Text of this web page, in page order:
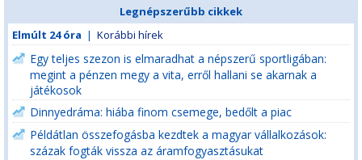
Legnépszerűbb cikkek
Elmúlt 24 óra | Korábbi hírek
Egy teljes szezon is elmaradhat a népszerű sportligában:
megint a pénzen megy a vita, erről hallani se akarnak a
játékosok
Dinnyedráma: hiába finom csemege, bedőlt a piac
Példátlan összefogásba kezdtek a magyar vállalkozások:
százak fogták vissza az áramfogyasztásukat